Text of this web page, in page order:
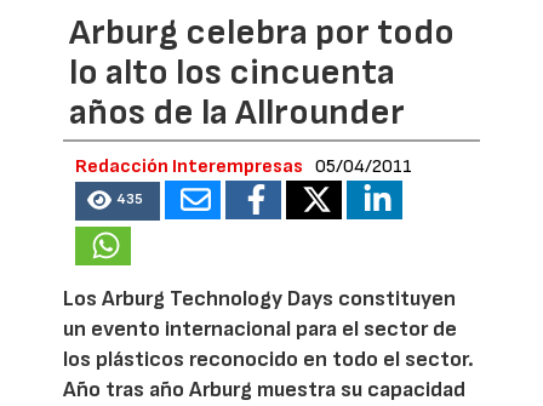
Arburg celebra por todo
lo alto los cincuenta
años de la Allrounder
Redacción Interempresas 05/04/2011
435
Los Arburg Technology Days constituyen
un evento internacional para el sector de
los plásticos reconocido en todo el sector.
Año tras año Arburg muestra su capacidad